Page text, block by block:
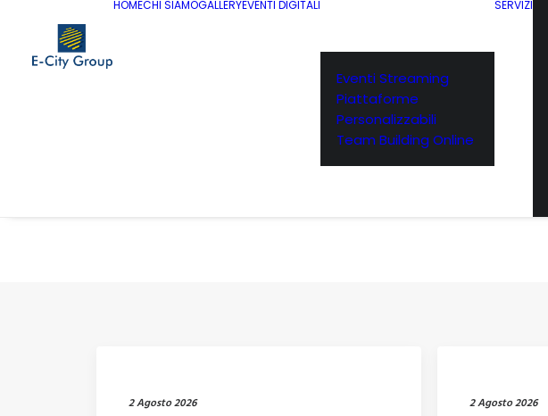
HOMECHI SIAMOGALLERYEVENTI DIGITALI
Eventi Streaming
Piattaforme
Personalizzabili
Team Building Online
SERVIZI
2 Agosto 2026 2 Agosto 2026